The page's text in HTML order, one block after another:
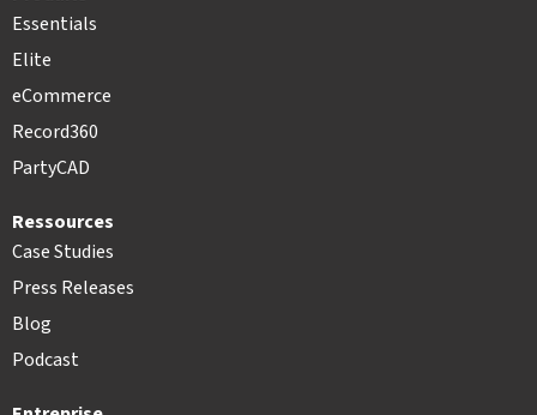
Essentials
Elite
eCommerce
Record360
PartyCAD
Ressources
Case Studies
Press Releases
Blog
Podcast